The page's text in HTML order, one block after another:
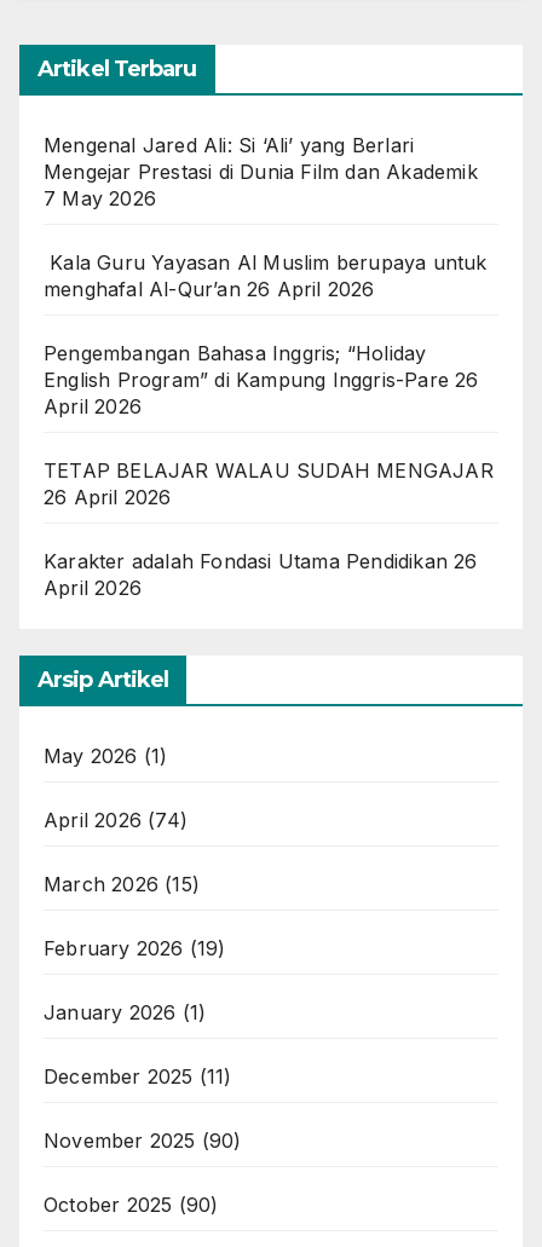
Artikel Terbaru
Mengenal Jared Ali: Si ‘Ali’ yang Berlari
Mengejar Prestasi di Dunia Film dan Akademik
7 May 2026
Kala Guru Yayasan Al Muslim berupaya untuk
menghafal Al-Qur’an 26 April 2026
Pengembangan Bahasa Inggris; “Holiday
English Program” di Kampung Inggris-Pare 26
April 2026
TETAP BELAJAR WALAU SUDAH MENGAJAR
26 April 2026
Karakter adalah Fondasi Utama Pendidikan 26
April 2026
Arsip Artikel
May 2026 (1)
April 2026 (74)
March 2026 (15)
February 2026 (19)
January 2026 (1)
December 2025 (11)
November 2025 (90)
October 2025 (90)